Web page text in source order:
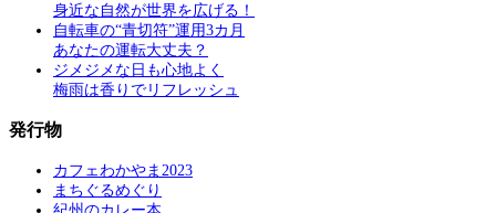
身近な自然が世界を広げる！
自転車の“青切符”運用3カ月
あなたの運転大丈夫？
ジメジメな日も心地よく
梅雨は香りでリフレッシュ
発行物
カフェわかやま2023
まちぐるめぐり